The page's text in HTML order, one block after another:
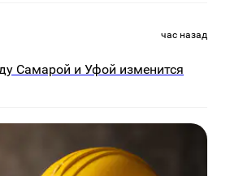
час назад
Самарой и Уфой изменится